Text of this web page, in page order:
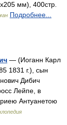
мм), 400стр.
Подробнее...
— (Иоганн Карл
1831 г.), сын
Дибич
Лейпе, в
Антуанетою